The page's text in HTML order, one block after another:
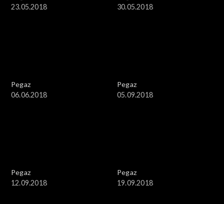
23.05.2018
30.05.2018
Pegaz
06.06.2018
Pegaz
05.09.2018
Pegaz
12.09.2018
Pegaz
19.09.2018